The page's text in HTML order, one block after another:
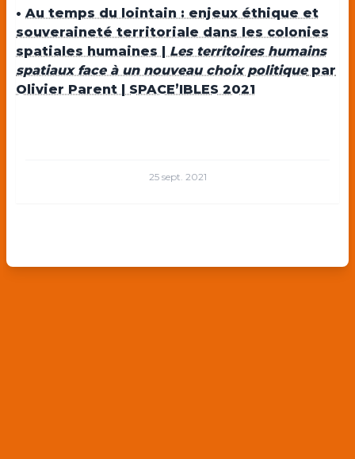
• Au temps du lointain : enjeux éthique et
souveraineté territoriale dans les colonies
spatiales humaines | Les territoires humains
spatiaux face à un nouveau choix politiquepar
Olivier Parent | SPACE’IBLES 2021
25 sept. 2021